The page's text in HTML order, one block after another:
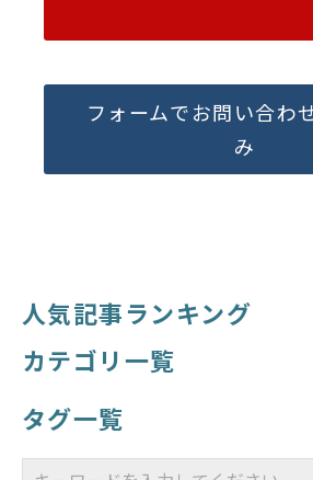
フォームでお問い合わ
み
人気記事ランキング
カテゴリ一覧
タグ一覧